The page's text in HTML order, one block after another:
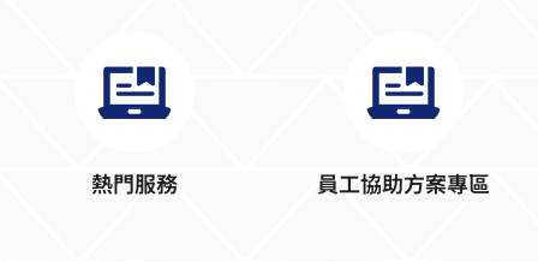
熱門服務 員工協助方案專區